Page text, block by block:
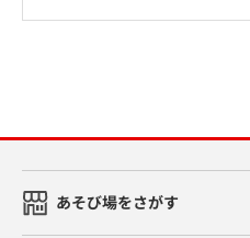
あそび場をさがす